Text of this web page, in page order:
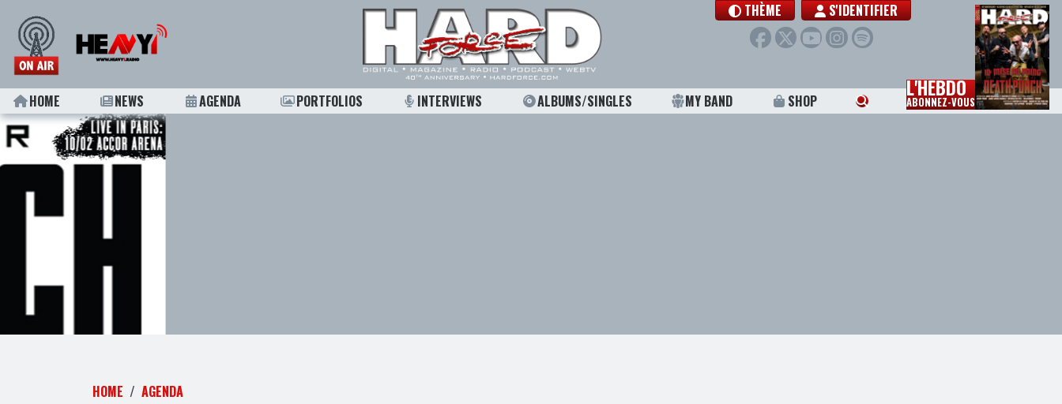
THÈME S'IDENTIFIER
HOME NEWS AGENDA PORTFOLIOS INTERVIEWS ALBUMS/SINGLES MY BAND SHOP L'HEBDO
ABONNEZ-VOUS
HOME AGENDA